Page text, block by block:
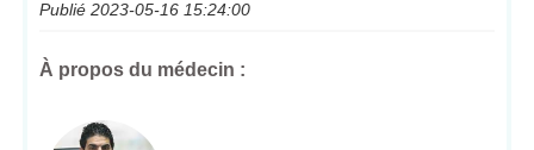
Publié 2023-05-16 15:24:00
À propos du médecin :